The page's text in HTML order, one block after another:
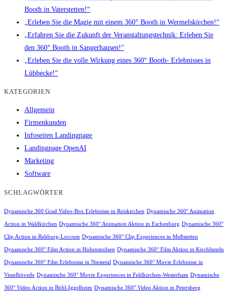
Booth in Vaterstetten!“
„Erleben Sie die Magie mit einem 360° Booth in Wermelskirchen!“
„Erfahren Sie die Zukunft der Veranstaltungstechnik: Erleben Sie
den 360° Booth in Sangerhausen!“
„Erleben Sie die volle Wirkung eines 360° Booth- Erlebnisses in
Lübbecke!“
KATEGORIEN
Allgemein
Firmenkunden
Infoseiten Landingpage
Landingpage OpenAI
Marketing
Software
SCHLAGWÖRTER
Dynamische 360 Grad Video-Box Erlebnisse in Reiskirchen Dynamische 360° Animation
Action in Waldkirchen Dynamische 360° Animation Aktion in Eschenburg Dynamische 360°
Clip Action in Rehburg-Loccum Dynamische 360° Clip Experiences in Meßstetten
Dynamische 360° Film Action in Hohenmölsen Dynamische 360° Film Aktion in Kirchlinteln
Dynamische 360° Film Erlebnisse in Niestetal Dynamische 360° Movie Erlebnisse in
Visselhövede Dynamische 360° Movie Experiences in Feldkirchen-Westerham Dynamische
360° Video Action in Böhl-Iggelheim Dynamische 360° Video Aktion in Petersberg